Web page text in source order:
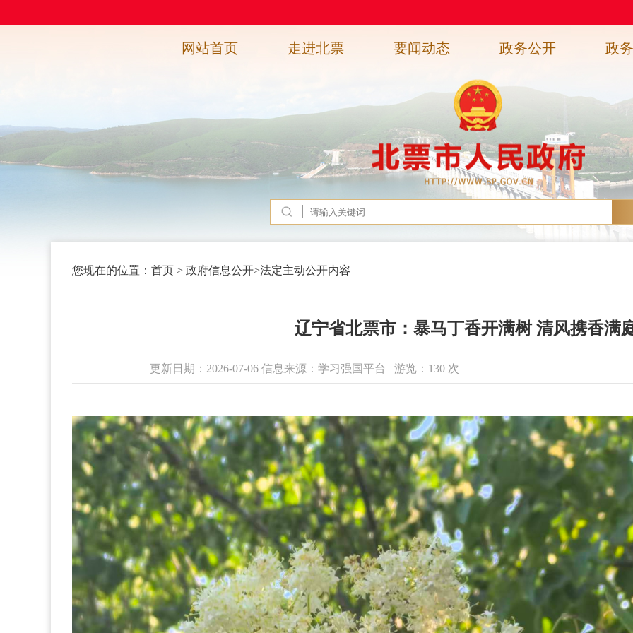
网站首页 走进北票 要闻动态 政务公开 政
您现在的位置： 首页 > 政府信息公开>法定主动公开内容
辽宁省北票市：暴马丁香开满树 清风携香满
更新日期：2026-07-06 信息来源：学习强国平台 游览： 130 次